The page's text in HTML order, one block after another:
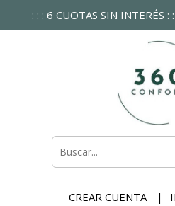
: : : 6 CUOTAS SIN INTERÉS :
CREAR CUENTA